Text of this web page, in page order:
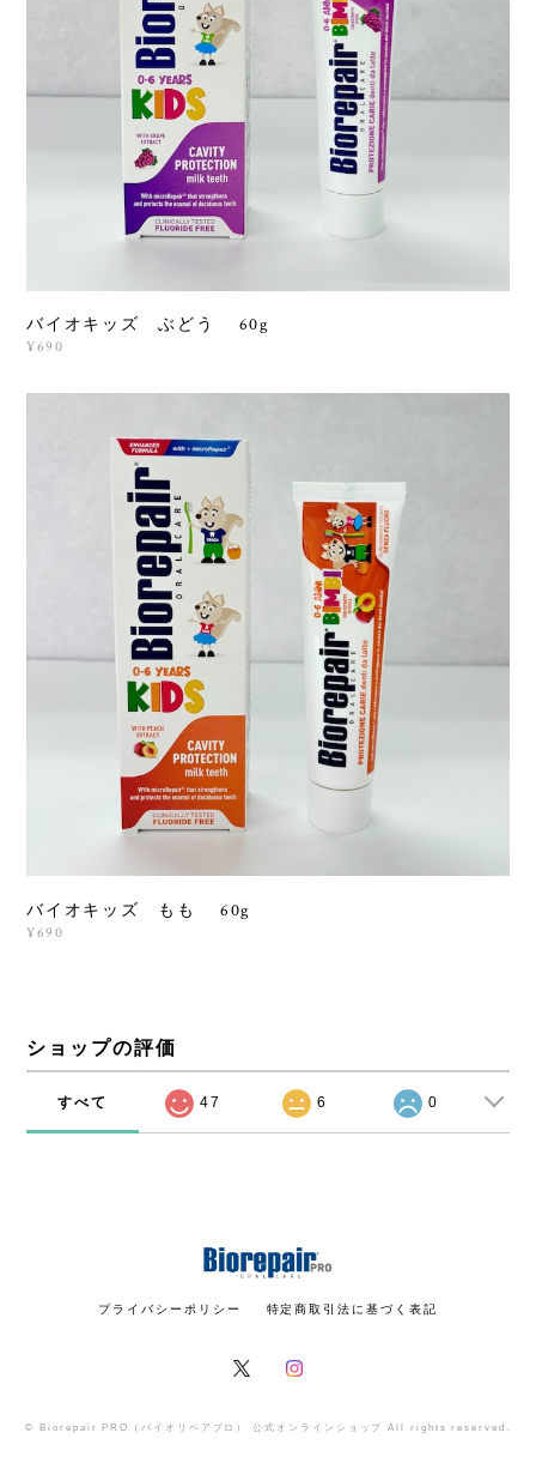
バイオキッズ ぶどう 60g
¥690
バイオキッズ もも 60g
¥690
ショップの評価
すべて 47 6 0
プライバシーポリシー 特定商取引法に基づく表記
© Biorepair PRO（バイオリペアプロ） 公式オンラインショップ All rights reserved.